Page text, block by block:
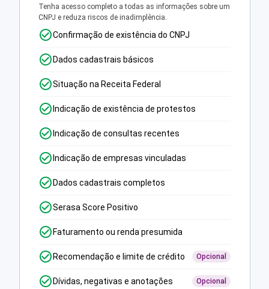
Tenha acesso completo a todas as informações sobre um
CNPJ e reduza riscos de inadimplência.
Confirmação de existência do CNPJ
Dados cadastrais básicos
Situação na Receita Federal
Indicação de existência de protestos
Indicação de consultas recentes
Indicação de empresas vinculadas
Dados cadastrais completos
Serasa Score Positivo
Faturamento ou renda presumida
Recomendação e limite de crédito Opcional
Dívidas, negativas e anotações Opcional